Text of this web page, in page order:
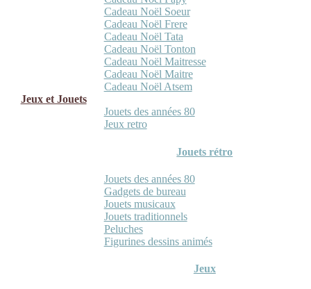
Cadeau Noël Soeur
Cadeau Noël Frere
Cadeau Noël Tata
Cadeau Noël Tonton
Cadeau Noël Maitresse
Cadeau Noël Maitre
Cadeau Noël Atsem
Jeux et Jouets
Jouets des années 80
Jeux retro
Jouets rétro
Jouets des années 80
Gadgets de bureau
Jouets musicaux
Jouets traditionnels
Peluches
Figurines dessins animés
Jeux